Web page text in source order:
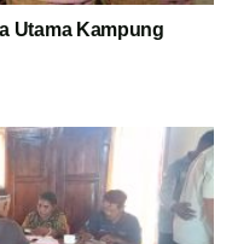
Utama Kampung